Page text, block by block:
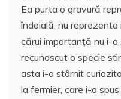
Ea purta o gravură
îndoială, nu
cărui importanţă nu i-a
recunoscut o specie
asta i-a stârnit
la fermier, care i-a